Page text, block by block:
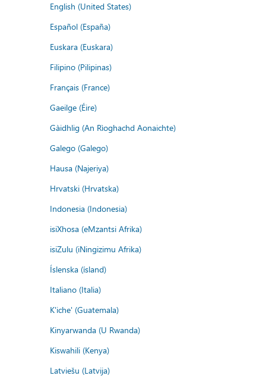
English (United States)
Español (España)
Euskara (Euskara)
Filipino (Pilipinas)
Français (France)
Gaeilge (Éire)
Gàidhlig (An Rìoghachd Aonaichte)
Galego (Galego)
Hausa (Najeriya)
Hrvatski (Hrvatska)
Indonesia (Indonesia)
isiXhosa (eMzantsi Afrika)
isiZulu (iNingizimu Afrika)
Íslenska (ísland)
Italiano (Italia)
K'iche' (Guatemala)
Kinyarwanda (U Rwanda)
Kiswahili (Kenya)
Latviešu (Latvija)